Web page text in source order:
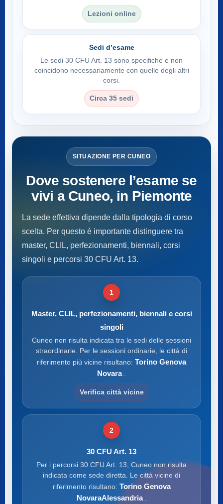
Lezioni online
Sedi d’esame
Le sedi 30 CFU Art. 13 sono specifiche e non
coincidono necessariamente con quelle degli altri
corsi.
Circa 35 sedi
SITUAZIONE PER CUNEO
Dove sostenere l’esame se
vivi a Cuneo, in Piemonte
La sede effettiva dipende dalla tipologia di corso
scelta. Per questo è importante distinguere tra
master, CLIL, perfezionamenti, biennali, corsi
singoli e percorsi 30 CFU Art. 13.
1
Master, CLIL, perfezionamenti, biennali e corsi
singoli
Cuneo non risulta indicata tra le sedi delle sessioni
straordinarie. Per le sessioni ordinarie, le città di
riferimento più vicine risultano: Torino Genova
Novara
Verifica città vicine
2
30 CFU Art. 13
Per i percorsi 30 CFU Art. 13, Cuneo non risulta
indicata come sede diretta. Le città vicine di
riferimento risultano: Torino Genova
NovaraAlessandria